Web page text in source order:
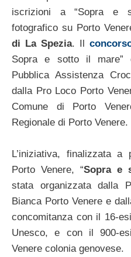
iscrizioni a “Sopra e
fotografico su Porto
di La Spezia. Il
Sopra e sotto il mare”
Pubblica Assistenza
dalla Pro Loco Porto
Comune di Porto
Regionale di Porto Venere.
L’iniziativa, finalizzata
Porto Venere, “Sopra e
stata organizzata dalla
Bianca Porto Venere e
concomitanza con il 16-
Unesco, e con il 900-
Venere colonia genovese.